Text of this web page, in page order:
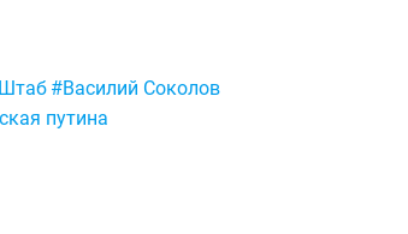
#Василий Соколов
путина